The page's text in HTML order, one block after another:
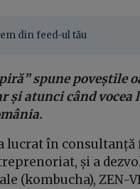
din feed-ul tău
spune poveștile
și atunci când vocea
lucrat în consultanță
și a
(kombucha), ZEN-